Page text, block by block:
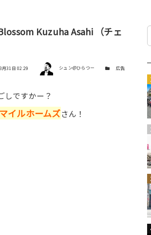
Kuzuha Asahi （チェ
月31日 02:29 著者 シュン@ひらつー カテゴリー
広告
しですかー？
イルホームズさん！
検